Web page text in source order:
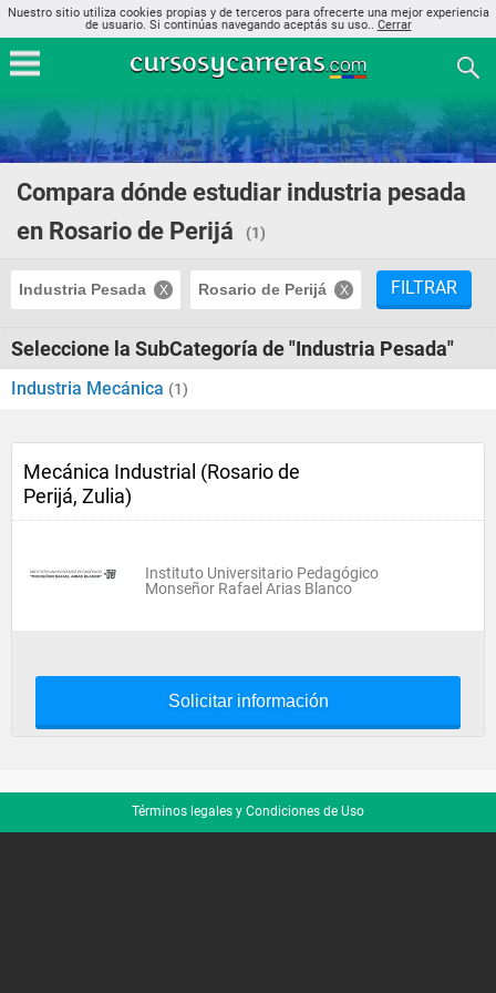
Nuestro sitio utiliza cookies propias y de terceros para ofrecerte una mejor experiencia
de usuario. Si continúas navegando aceptás su uso.. Cerrar
Compara dónde estudiar industria pesada
en Rosario de Perijá
(1)
Industria Pesada Rosario de Perijá FILTRAR
Seleccione la SubCategoría de "Industria Pesada"
Industria Mecánica (1)
Mecánica Industrial (Rosario de
Perijá, Zulia)
Instituto Universitario Pedagógico
Monseñor Rafael Arias Blanco
Solicitar información
Términos legales y Condiciones de Uso